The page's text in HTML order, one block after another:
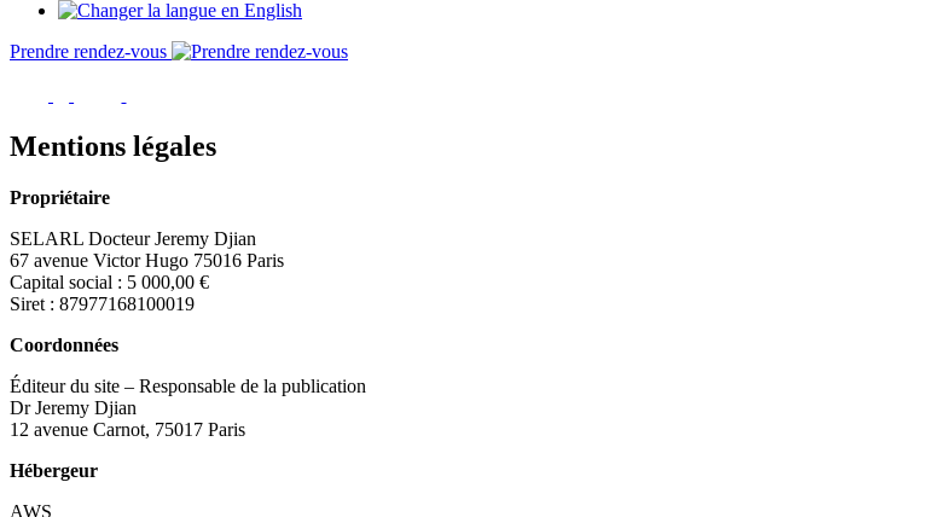
Prendre rendez-vous
Mentions légales
Propriétaire
SELARL Docteur Jeremy Djian
67 avenue Victor Hugo 75016 Paris
Capital social : 5 000,00 €
Siret : 87977168100019
Coordonnées
Éditeur du site – Responsable de la publication
Dr Jeremy Djian
12 avenue Carnot, 75017 Paris
Hébergeur
AWS